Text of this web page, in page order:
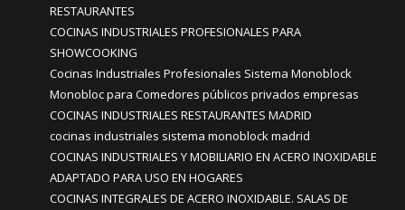
RESTAURANTES
COCINAS INDUSTRIALES PROFESIONALES PARA
SHOWCOOKING
Cocinas Industriales Profesionales Sistema Monoblock
Monobloc para Comedores públicos privados empresas
COCINAS INDUSTRIALES RESTAURANTES MADRID
cocinas industriales sistema monoblock madrid
COCINAS INDUSTRIALES Y MOBILIARIO EN ACERO INOXIDABLE
ADAPTADO PARA USO EN HOGARES
COCINAS INTEGRALES DE ACERO INOXIDABLE. SALAS DE